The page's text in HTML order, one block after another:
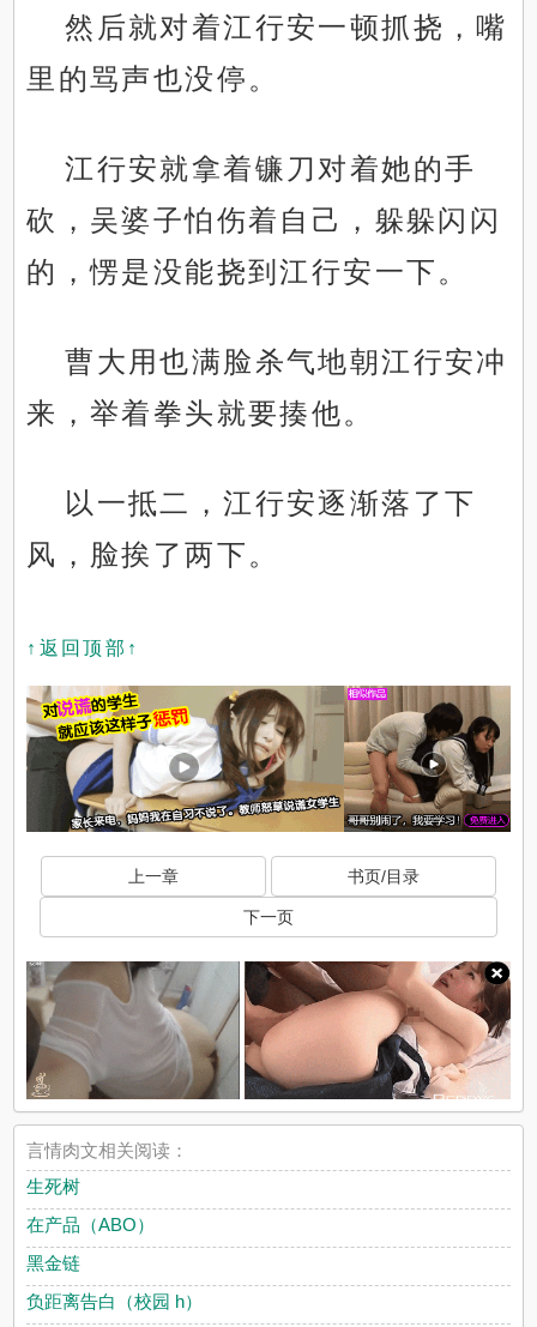
然后就对着江行安一顿抓挠，嘴
里的骂声也没停。
江行安就拿着镰刀对着她的手
砍，吴婆子怕伤着自己，躲躲闪闪
的，愣是没能挠到江行安一下。
曹大用也满脸杀气地朝江行安冲
来，举着拳头就要揍他。
以一抵二，江行安逐渐落了下
风，脸挨了两下。
↑返回顶部↑
上一章 书页/目录
下一页
言情肉文相关阅读：
生死树
在产品（ABO）
黑金链
负距离告白（校园 h）